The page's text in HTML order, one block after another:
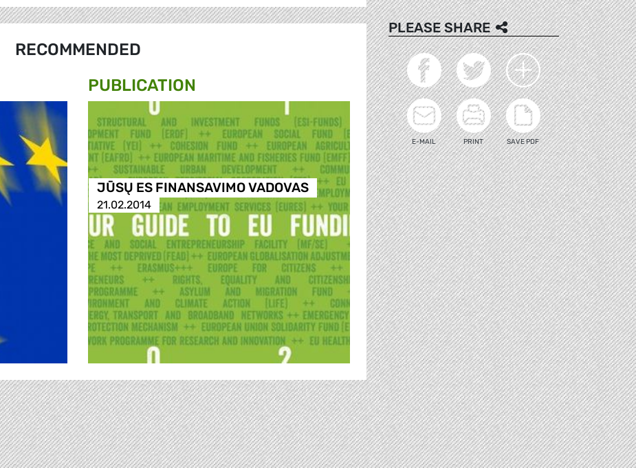
RECOMMENDED
PUBLICATION
JŪSŲ ES FINANSAVIMO VADOVAS
21.02.2014
PLEASE SHARE
E-MAIL PRINT SAVE PDF